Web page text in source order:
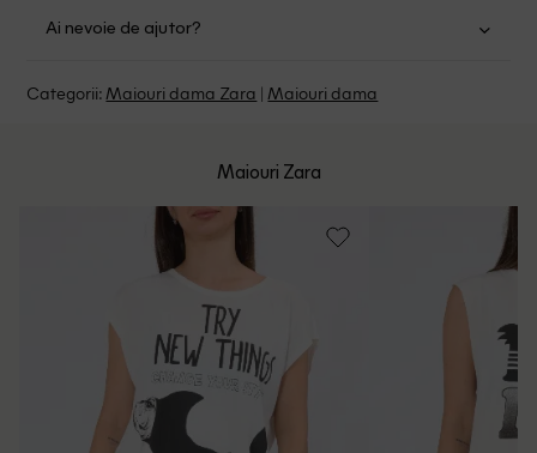
Nu folositi inalbitor
Nu uscati in uscator
Curatati delicat cu percloretilena
mare de 149.00 lei.
Ai nevoie de ajutor?
Whatsapp/Telefon: +40 (771) 404 643
contact@outletmag.ro
Intrebari frecvente
Categorii: Maiouri dama Zara | Maiouri dama
Maiouri Zara